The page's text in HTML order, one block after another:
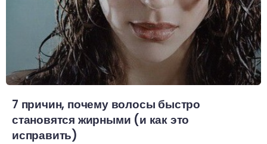
7 причин, почему волосы быстро
становятся жирными (и как это
исправить)